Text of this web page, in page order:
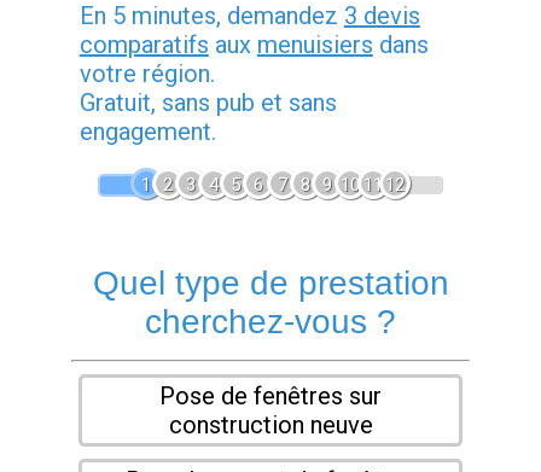
En 5 minutes, demandez 3 devis
comparatifs aux menuisiers dans
votre région.
Gratuit, sans pub et sans
engagement.
1 2 3 4 5 6 7 8 9 1011 12
Quel type de prestation
cherchez-vous ?
Pose de fenêtres sur
construction neuve